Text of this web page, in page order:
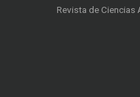
Revista de Ciencias